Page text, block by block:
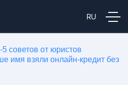
советов от юристов
имя взяли онлайн-кредит без